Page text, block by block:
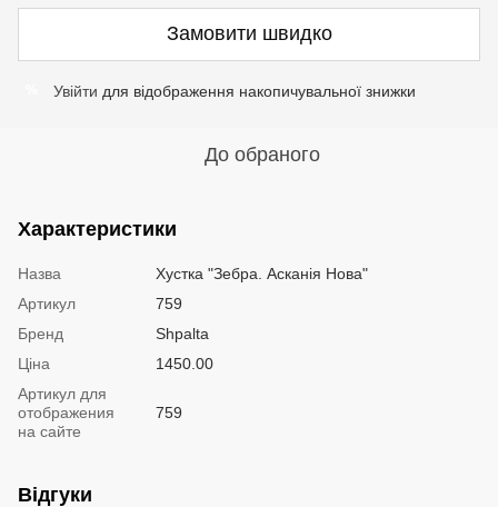
Замовити швидко
Увійти для відображення накопичувальної знижки
До обраного
Характеристики
Назва
Хустка "Зебра. Асканія Нова"
Артикул
759
Бренд
Shpalta
Ціна
1450.00
Артикул для
отображения
на сайте
759
Відгуки